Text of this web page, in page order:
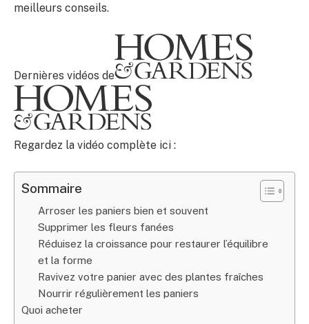
meilleurs conseils.
Dernières vidéos de
Regardez la vidéo complète ici :
Sommaire
Arroser les paniers bien et souvent
Supprimer les fleurs fanées
Réduisez la croissance pour restaurer l’équilibre
et la forme
Ravivez votre panier avec des plantes fraîches
Nourrir régulièrement les paniers
Quoi acheter